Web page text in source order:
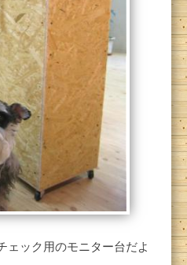
ェック用のモニター台だよ